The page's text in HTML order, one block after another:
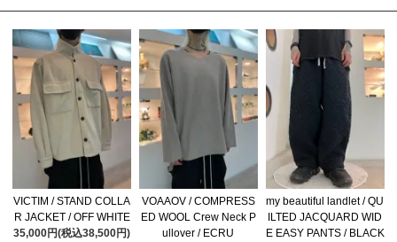
VICTIM / STAND COLLA
R JACKET / OFF WHITE
35,000円(税込38,500円)
VOAAOV / COMPRESS
ED WOOL Crew Neck P
ullover / ECRU
my beautiful landlet / QU
ILTED JACQUARD WID
E EASY PANTS / BLACK